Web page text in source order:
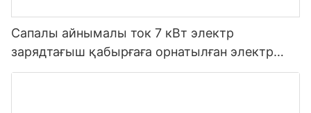
Сапалы айнымалы ток 7 кВт электр
зарядтағыш қабырғаға орнатылған электр
көлігін зарядтау станциясы Өндіруші |